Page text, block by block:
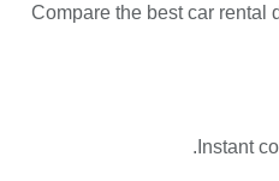
Compare the best car rental
Instant